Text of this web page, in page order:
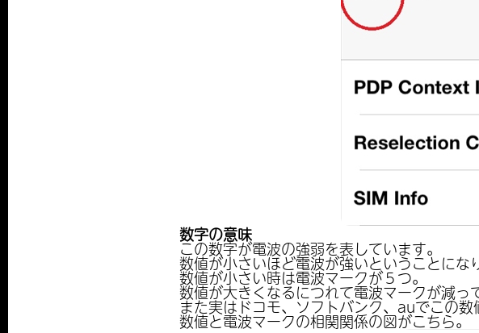
数字の意味
この数字が電波の強弱を表しています。
数値が小さいほど電波が強いということにな
数値が小さい時は電波マークが５つ。
数値が大きくなるにつれて電波マークが減っ
また実はドコモ、ソフトバンク、auでこの
数値と電波マークの相関関係の図がこちら。